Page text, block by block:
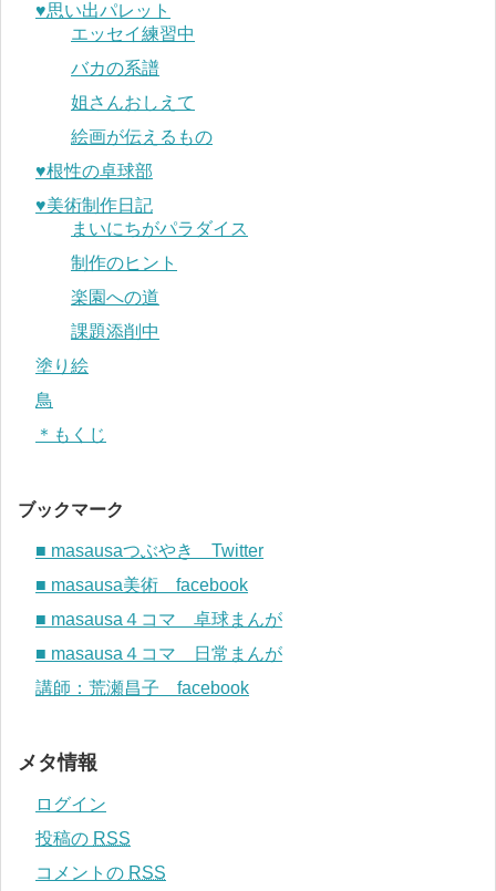
♥︎思い出パレット
エッセイ練習中
バカの系譜
姐さんおしえて
絵画が伝えるもの
♥︎根性の卓球部
♥︎美術制作日記
まいにちがパラダイス
制作のヒント
楽園への道
課題添削中
塗り絵
鳥
＊もくじ
ブックマーク
■ masausaつぶやき Twitter
■ masausa美術 facebook
■ masausa４コマ 卓球まんが
■ masausa４コマ 日常まんが
講師：荒瀬昌子 facebook
メタ情報
ログイン
投稿の RSS
コメントの RSS